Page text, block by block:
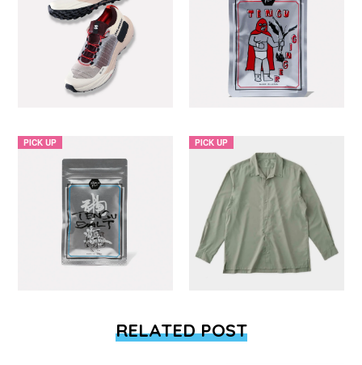
PICK UP PICK UP
RELATED POST